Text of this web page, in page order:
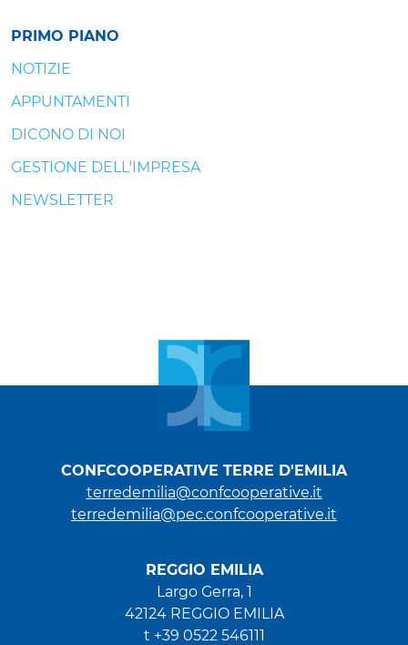
PRIMO PIANO
NOTIZIE
APPUNTAMENTI
DICONO DI NOI
GESTIONE DELL'IMPRESA
NEWSLETTER
CONFCOOPERATIVE TERRE D'EMILIA
terredemilia@confcooperative.it
terredemilia@pec.confcooperative.it
REGGIO EMILIA
Largo Gerra, 1
42124 REGGIO EMILIA
t +39 0522 546111